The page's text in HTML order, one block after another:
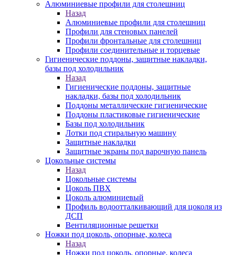
Алюминиевые профили для столешниц
Назад
Алюминиевые профили для столешниц
Профили для стеновых панелей
Профили фронтальные для столешниц
Профили соединительные и торцевые
Гигиенические поддоны, защитные накладки,
базы под холодильник
Назад
Гигиенические поддоны, защитные
накладки, базы под холодильник
Поддоны металлические гигиенические
Поддоны пластиковые гигиенические
Базы под холодильник
Лотки под стиральную машину
Защитные накладки
Защитные экраны под варочную панель
Цокольные системы
Назад
Цокольные системы
Цоколь ПВХ
Цоколь алюминиевый
Профиль водоотталкивающий для цоколя из
ДСП
Вентиляционные решетки
Ножки под цоколь, опорные, колеса
Назад
Ножки под цоколь, опорные, колеса